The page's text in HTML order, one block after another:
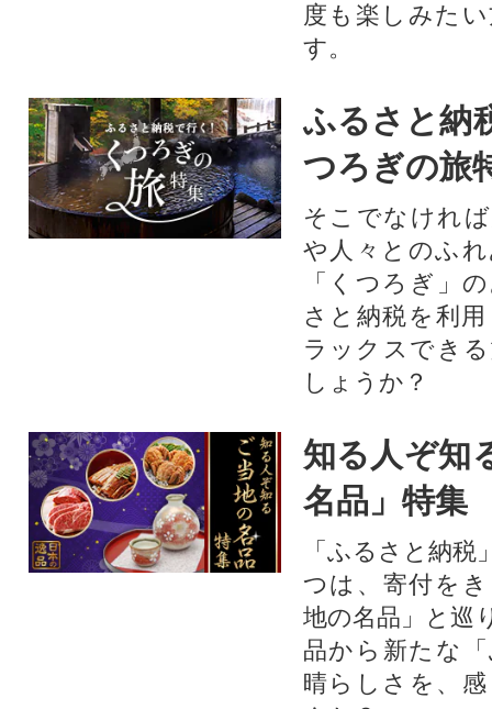
度も楽しみた
す。
ふるさと納
つろぎの旅
そこでなけれ
や人々とのふ
「くつろぎ」
さと納税を利
ラックスでき
しょうか？
知る人ぞ知
名品」特集
「ふるさと納
つは、寄付を
地の名品」と巡
品から新たな
晴らしさを、